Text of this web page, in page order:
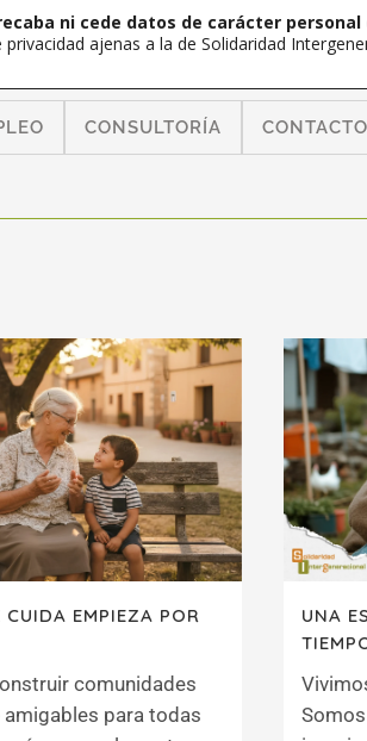
CONSULTORÍA CONTACTO
CUIDA EMPIEZA POR
comunidades
para todas
UNA
ni cede datos de carácter personal
ajenas a la de Solidaridad